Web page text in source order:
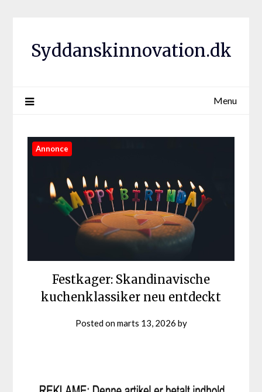
Syddanskinnovation.dk
Menu
Annonce
Festkager: Skandinavische
kuchenklassiker neu entdeckt
Posted onmarts 13, 2026 by